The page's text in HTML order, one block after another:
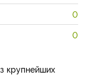
0
0
крупнейших